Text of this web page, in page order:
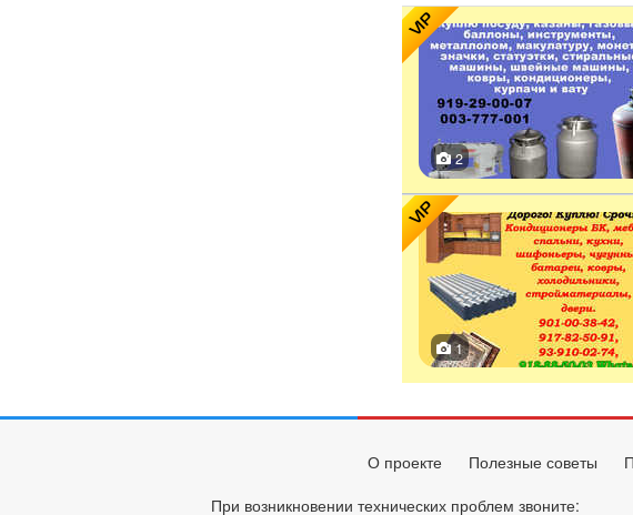
VIP
2
VIP
1
О проекте Полезные советы
При возникновении технических проблем звоните: